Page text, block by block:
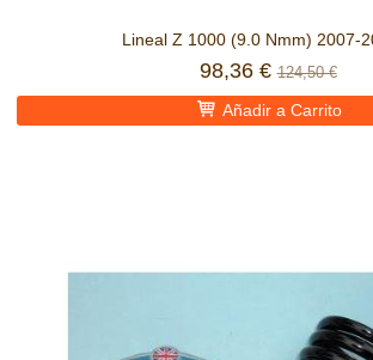
Lineal Z 1000 (9.0 Nmm) 2007-
98,36 €124,50 €
Añadir a Carrito